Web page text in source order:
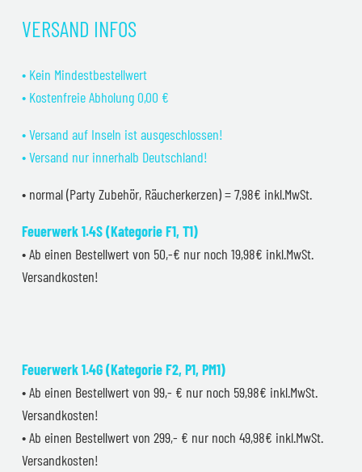
VERSAND INFOS
• Kein Mindestbestellwert
• Kostenfreie Abholung 0,00 €
• Versand auf Inseln ist ausgeschlossen!
• Versand nur innerhalb Deutschland!
• normal (Party Zubehör, Räucherkerzen) = 7,98€ inkl.MwSt.
Feuerwerk 1.4S (Kategorie F1, T1)
• Ab einen Bestellwert von 50,-€ nur noch 19,98€ inkl.MwSt.
Versandkosten!
Feuerwerk 1.4G (Kategorie F2, P1, PM1)
• Ab einen Bestellwert von 99,- € nur noch 59,98€ inkl.MwSt.
Versandkosten!
• Ab einen Bestellwert von 299,- € nur noch 49,98€ inkl.MwSt.
Versandkosten!